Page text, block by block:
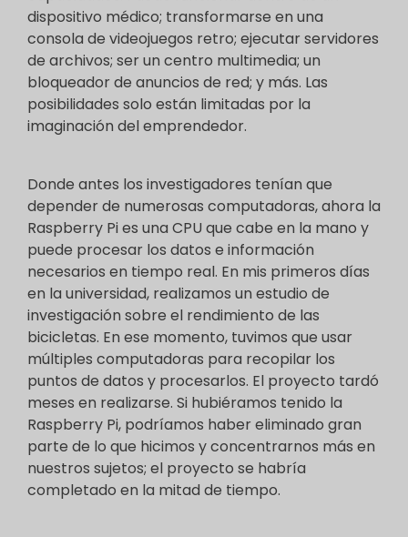
dispositivo médico; transformarse en una
consola de videojuegos retro; ejecutar servidores
de archivos; ser un centro multimedia; un
bloqueador de anuncios de red; y más. Las
posibilidades solo están limitadas por la
imaginación del emprendedor.
Donde antes los investigadores tenían que
depender de numerosas computadoras, ahora la
Raspberry Pi es una CPU que cabe en la mano y
puede procesar los datos e información
necesarios en tiempo real. En mis primeros días
en la universidad, realizamos un estudio de
investigación sobre el rendimiento de las
bicicletas. En ese momento, tuvimos que usar
múltiples computadoras para recopilar los
puntos de datos y procesarlos. El proyecto tardó
meses en realizarse. Si hubiéramos tenido la
Raspberry Pi, podríamos haber eliminado gran
parte de lo que hicimos y concentrarnos más en
nuestros sujetos; el proyecto se habría
completado en la mitad de tiempo.